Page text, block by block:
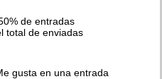
de entradas
total de enviadas
gusta en una entrada